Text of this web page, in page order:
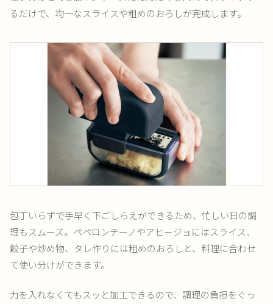
るだけで、均一なスライスや粗めのおろしが完成します。
包丁いらずで手早く下ごしらえができるため、忙しい日の調
理もスムーズ。ペペロンチーノやアヒージョにはスライス、
餃子や炒め物、タレ作りには粗めのおろしと、料理に合わせ
て使い分けができます。
力を入れなくてもスッと加工できるので、調理の負担をぐっ